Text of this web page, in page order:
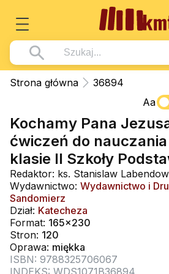
Książki
Wszystko z kategorii - Książki
Pismo Święte
Kościół Katolicki
Duszpasterstwo
Teologia
Życie chrześcijańskie
Duchowość
Literatura piękna
Wszystko z kategorii - Multimedia
DVD
CD-ROM
Muzyka
Rekolekcje i inne na CD
Śpiew i modlitwa
Muzyka klasyczna
Dla Dzieci
Wszystko z kategorii - Dla Dzieci
Literatura (D)
Płyty, DVD (D)
Podręczniki i pomoce dydaktyczne
Podręczniki
Wszystko z kategorii -
Podręczniki i pomoce dydaktyczne
Zabawa i Nauka
Nowości
Zaloguj się
Strona główna
36894
Aa
Kochamy Pana
ćwiczeń do
klasie II Szkoły
Redaktor: ks. Stanislaw
Wydawnictwo: Wydawnictwo i
Sandomierz
Dział: Katecheza
Format: 165x230
Stron: 120
Oprawa: miękka
ISBN: 9788325706067
INDEKS: WDS1071B36894